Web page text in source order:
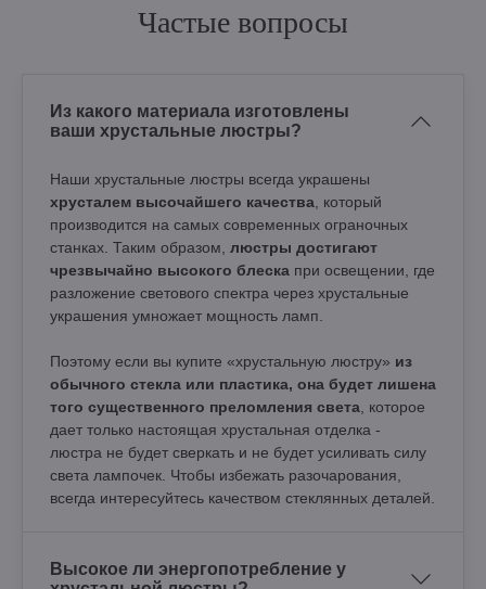
Частые вопросы
Из какого материала изготовлены
ваши хрустальные люстры?
Наши хрустальные люстры всегда украшены
хрусталем высочайшего качества , который
производится на самых современных ограночных
станках. Таким образом, люстры достигают
чрезвычайно высокого блеска при освещении, где
разложение светового спектра через хрустальные
украшения умножает мощность ламп.
Поэтому если вы купите «хрустальную люстру» из
обычного стекла или пластика, она будет лишена
того существенного преломления света , которое
дает только настоящая хрустальная отделка -
люстра не будет сверкать и не будет усиливать силу
света лампочек. Чтобы избежать разочарования,
всегда интересуйтесь качеством стеклянных деталей.
Высокое ли энергопотребление у